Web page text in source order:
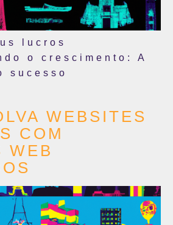
lucros
o crescimento: A
sucesso
WEBSITES
COM
WEB